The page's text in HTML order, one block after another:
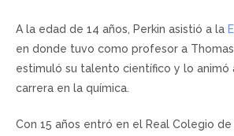
A la edad de 14 años, Perkin asistió a la
en donde tuvo como profesor a
estimuló su talento científico y lo animó
carrera en la química.
Con 15 años entró en el Real Colegio de